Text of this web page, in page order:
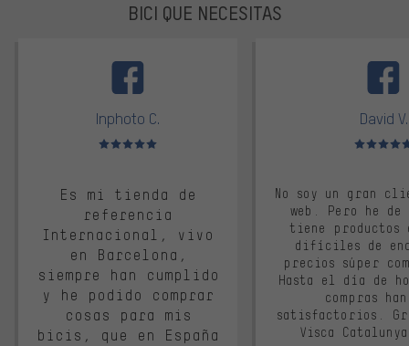
BICI QUE NECESITAS
Inphoto C.
Valoración media: 5 de 5
Es mi tienda de
referencia
Internacional, vivo
en Barcelona,
siempre han cumplido
y he podido comprar
cosas para mis
bicis, que en España
David V.
Valoración
No soy un gran
web. Pero he
tiene productos
difíciles de
precios súper
Hasta el día de
compras
satisfactorios.
Visca